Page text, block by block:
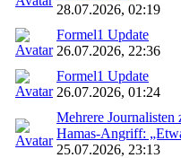
28.07.2026, 02:19
Formel1 Update
26.07.2026, 22:36
Formel1 Update
26.07.2026, 01:24
Mehrere Journalisten
Hamas-Angriff:
25.07.2026, 23:13